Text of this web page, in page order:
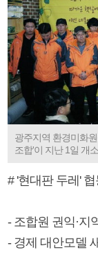
광주지역 환경미화
조합'이 지난 1일 개
# '현대판 두레'
- 조합원 권익·지
- 경제 대안모델